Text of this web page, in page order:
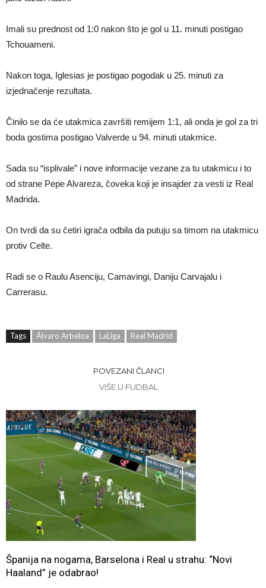
Imali su prednost od 1:0 nakon što je gol u 11. minuti postigao
Tchouameni.
Nakon toga, Iglesias je postigao pogodak u 25. minuti za
izjednačenje rezultata.
Činilo se da će utakmica završiti remijem 1:1, ali onda je gol za tri
boda gostima postigao Valverde u 94. minuti utakmice.
Sada su “isplivale” i nove informacije vezane za tu utakmicu i to
od strane Pepe Alvareza, čoveka koji je insajder za vesti iz Real
Madrida.
On tvrdi da su četiri igrača odbila da putuju sa timom na utakmicu
protiv Celte.
Radi se o Raulu Asenciju, Camavingi, Daniju Carvajalu i
Carrerasu.
Tags Álvaro Arbeloa LaLiga Real Madrid
POVEZANI ČLANCI
VIŠE U FUDBAL
Španija na nogama, Barselona i Real u strahu: “Novi
Haaland” je odabrao!